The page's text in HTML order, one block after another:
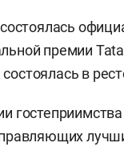
премии
в